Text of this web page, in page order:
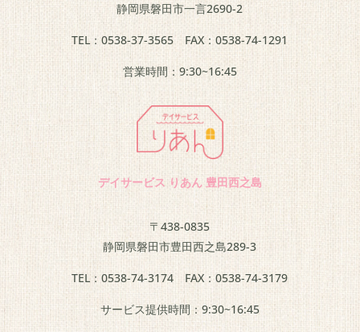
静岡県磐田市一言2690-2
TEL：0538-37-3565FAX：0538-74-1291
営業時間：9:30~16:45
デイサービス りあん 豊田西之島
〒438-0835
静岡県磐田市豊田西之島289-3
TEL：0538-74-3174FAX：0538-74-3179
サービス提供時間：9:30~16:45